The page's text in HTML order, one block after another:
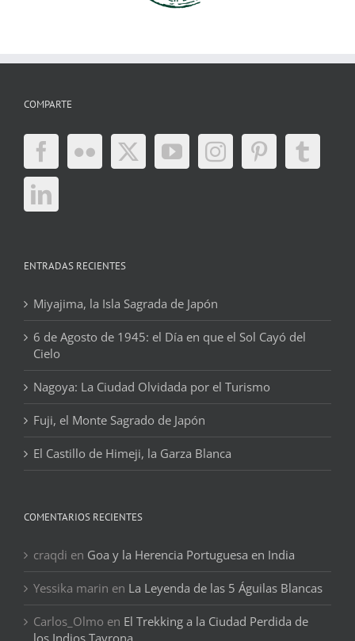
COMPARTE
ENTRADAS RECIENTES
Miyajima, la Isla Sagrada de Japón
6 de Agosto de 1945: el Día en que el Sol Cayó del
Cielo
Nagoya: La Ciudad Olvidada por el Turismo
Fuji, el Monte Sagrado de Japón
El Castillo de Himeji, la Garza Blanca
COMENTARIOS RECIENTES
craqdi en Goa y la Herencia Portuguesa en India
Yessika marin en La Leyenda de las 5 Águilas Blancas
Carlos_Olmo en El Trekking a la Ciudad Perdida de